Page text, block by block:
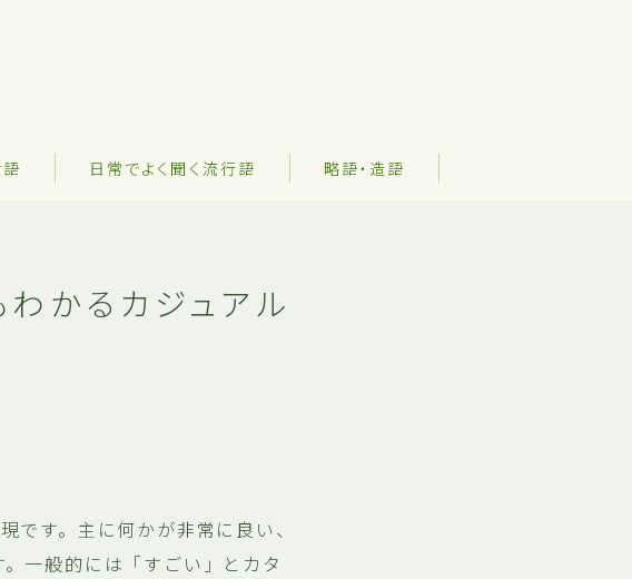
日常でよく聞く流行語 略語・造語
わかるカジュアル
です。主に何かが非常に良い、
一般的には「すごい」とカタ